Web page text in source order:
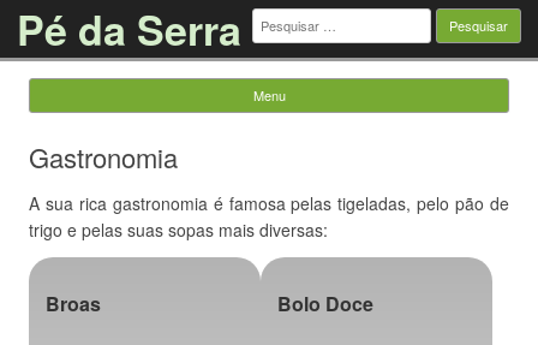
Pé da Serra Pesquisar
por:
Menu
Gastronomia
A sua rica gastronomia é famosa pelas tigeladas, pelo pão de
trigo e pelas suas sopas mais diversas:
Broas Bolo Doce